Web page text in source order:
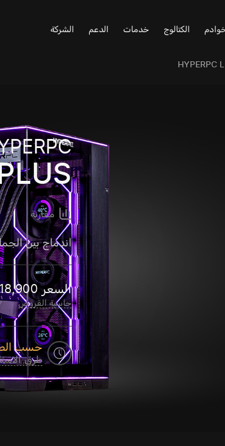
الكتالوج خدمات الدعم الشركة
HYPERPC
مقارنة
اندماج بين
السعر
حاسبة القروض
حسب
طرق